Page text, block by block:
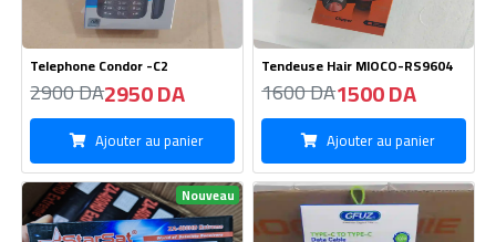
Récepteur Starsat ZA-400
2700 DA2650 DA
Ajouter au panier
Cable GFUZ C TO C-27W
370 DA360 DA
Ajouter au panier